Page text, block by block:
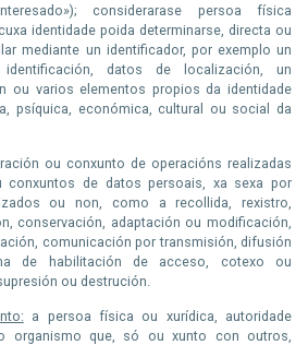
considerarase persoa física
identidade poida determinarse, directa ou
mediante un identificador, por exemplo un
datos de localización, un
ou varios elementos propios da identidade
psíquica, económica, cultural ou social da
ou conxunto de operacións realizadas
conxuntos de datos persoais, xa sexa por
ou non, como a recollida, rexistro,
conservación, adaptación ou modificación,
comunicación por transmisión, difusión
de habilitación de acceso, cotexo ou
ou destrución.
a persoa física ou xurídica, autoridade
organismo que, só ou xunto con outros,